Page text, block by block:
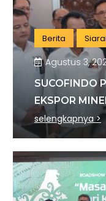
Berita
Agustus 3,
SUCOFINDO
EKSPOR
SINERGI
selengkapnya >